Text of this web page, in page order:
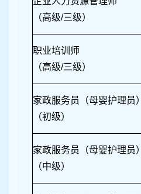
（高级/三级）
职业培训师
（高级/三级）
家政服务员（母婴护理员）
（初级）
家政服务员（母婴护理员）
（中级）